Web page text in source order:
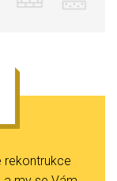
rekontrukce